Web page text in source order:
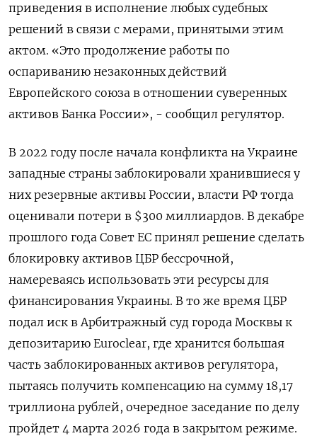
приведения в исполнение любых ‌судебных
решений в связи с мерами, принятыми этим
актом. «Это продолжение работы по ​
оспариванию незаконных действий
Европейского союза в отношении суверенных
активов Банка ‌России», - сообщил регулятор.
В 2022 году после начала конфликта на ​Украине
западные страны заблокировали хранившиеся у
них резервные активы России, власти РФ ‌тогда
оценивали потери в $300 миллиардов. В декабре
прошлого года Совет ЕС принял решение сделать
блокировку активов ЦБР бессрочной,
намереваясь ​использовать эти ресурсы ​для
финансирования Украины. В то ‌же время ЦБР
подал иск в Арбитражный суд города ​Москвы к
депозитарию Euroclear, где хранится большая
часть заблокированных активов регулятора,
пытаясь получить компенсацию на сумму 18,17
триллиона рублей, очередное заседание по делу
пройдет 4 марта 2026 года в закрытом режиме.